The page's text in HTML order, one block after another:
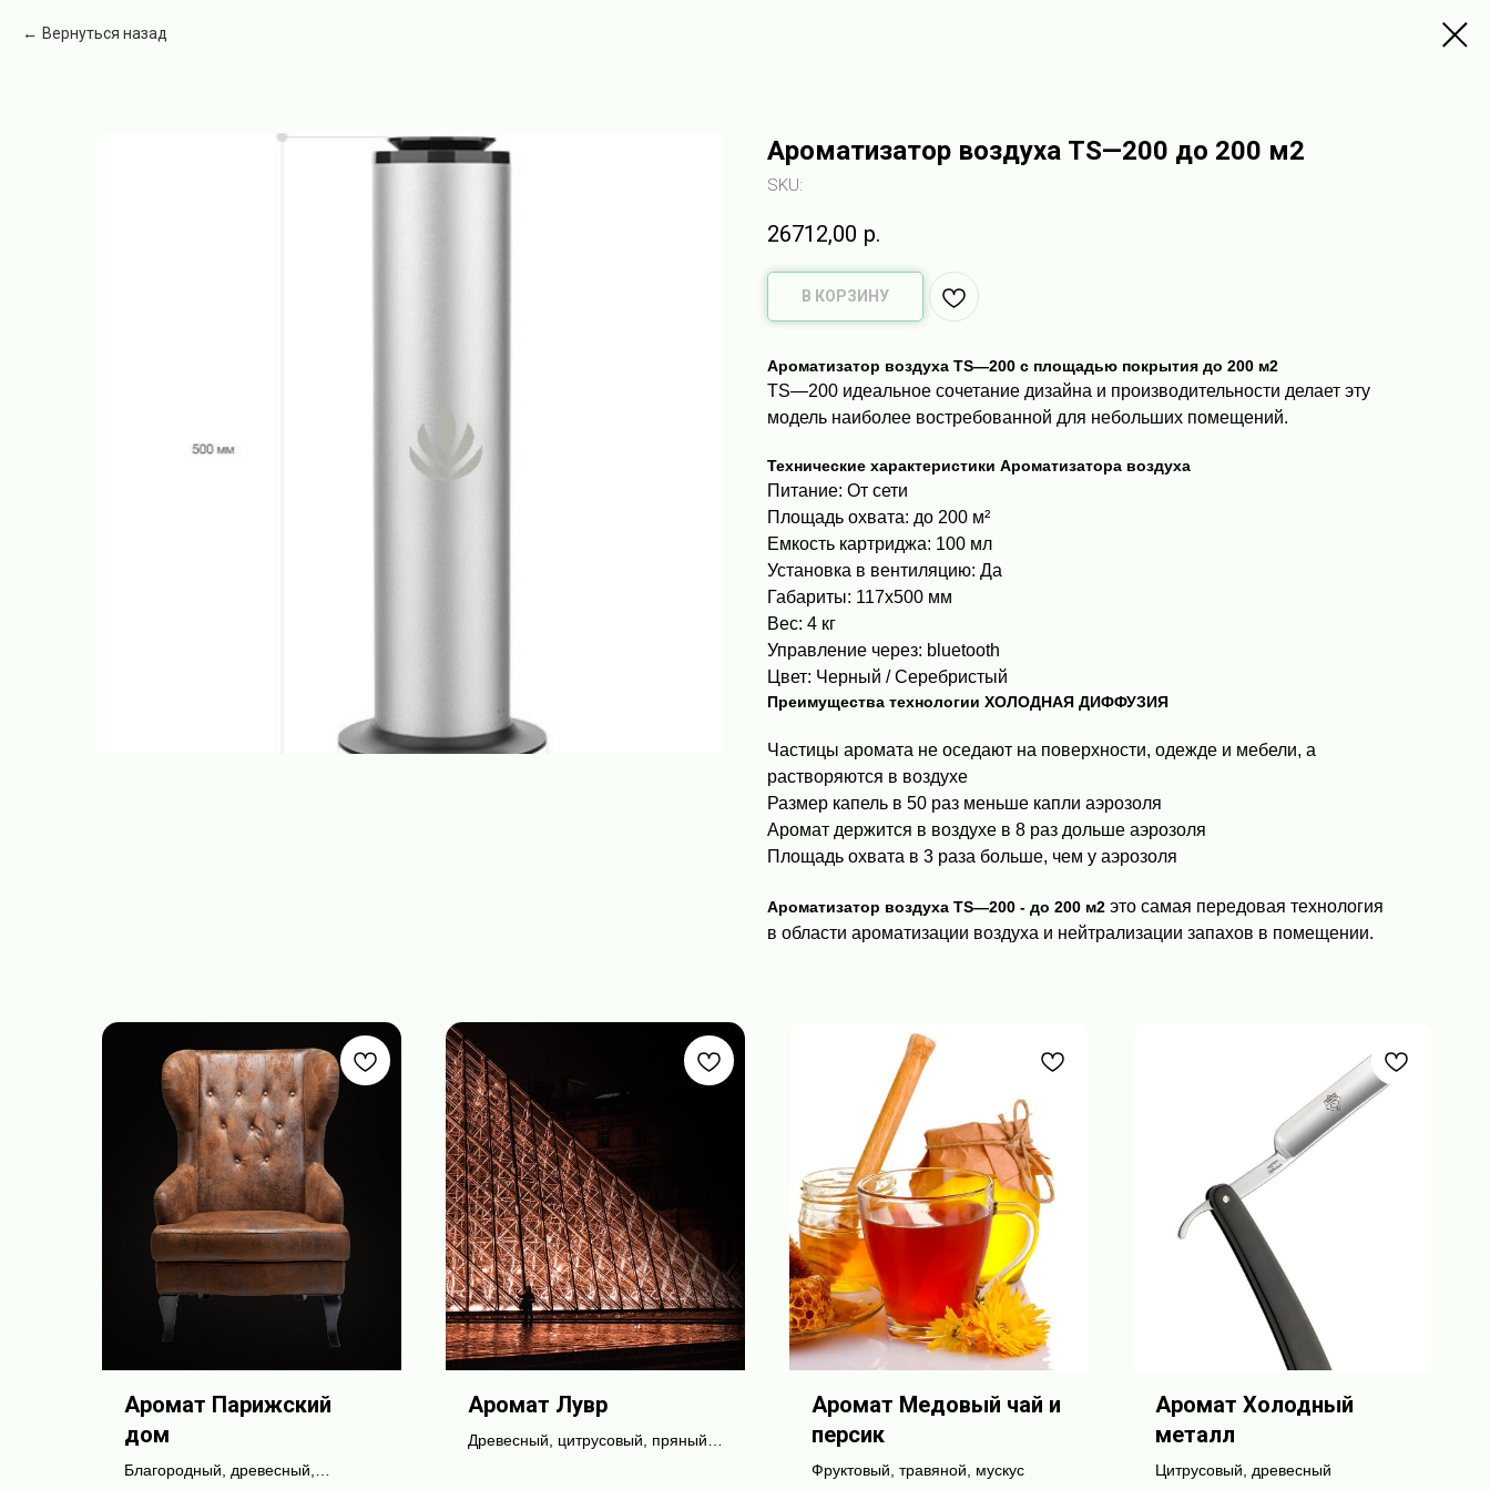
Вернуться назад
Ароматизатор воздуха TS—200 до 200 м2
SKU:
26712,00 р.
В КОРЗИНУ
Ароматизатор воздуха TS—200 с площадью покрытия до 200 м2
TS—200 идеальное сочетание дизайна и производительности делает эту
модель наиболее востребованной для небольших помещений.
Технические характеристики Ароматизатора воздуха
Питание: От сети
Площадь охвата: до 200 м²
Емкость картриджа: 100 мл
Установка в вентиляцию: Да
Габариты: 117х500 мм
Вес: 4 кг
Управление через: bluetooth
Цвет: Черный / Серебристый
Преимущества технологии ХОЛОДНАЯ ДИФФУЗИЯ
Частицы аромата не оседают на поверхности, одежде и мебели, а
растворяются в воздухе
Размер капель в 50 раз меньше капли аэрозоля
Аромат держится в воздухе в 8 раз дольше аэрозоля
Площадь охвата в 3 раза больше, чем у аэрозоля
Ароматизатор воздуха TS—200 - до 200 м2 это самая передовая технология
в области ароматизации воздуха и нейтрализации запахов в помещении.
Аромат Парижский
дом
Благородный, древесный,
Аромат Лувр
Древесный, цитрусовый, пряный,
Аромат Медовый чай и
персик
Фруктовый, травяной, мускус
Аромат Холодный
металл
Цитрусовый, древесный